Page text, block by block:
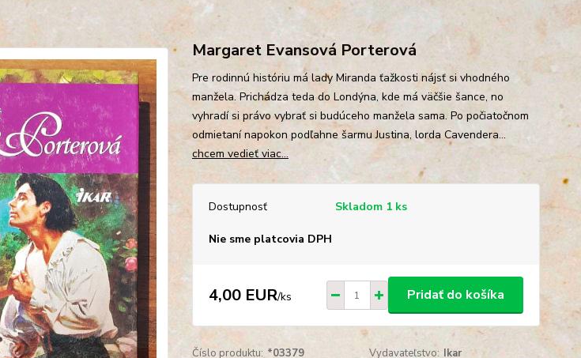
Margaret Evansová Porterová
Pre rodinnú históriu má lady Miranda ťažkosti nájsť si vhodného
manžela. Prichádza teda do Londýna, kde má väčšie šance, no
vyhradí si právo vybrať si budúceho manžela sama. Po počiatočnom
odmietaní napokon podľahne šarmu Justina, lorda Cavendera...
chcem vedieť viac...
Dostupnosť Skladom 1 ks
Nie sme platcovia DPH
4,00 EUR/ks Pridať do košíka
Číslo produktu: *03379 Vydavateľstvo: Ikar